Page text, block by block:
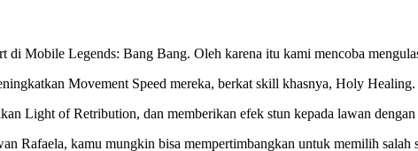
di Mobile Legends: Bang Bang. Oleh karena itu kami mencoba
Movement Speed mereka, berkat skill khasnya, Holy Healing.
Light of Retribution, dan memberikan efek stun kepada lawan
Rafaela, kamu mungkin bisa mempertimbangkan untuk memilih